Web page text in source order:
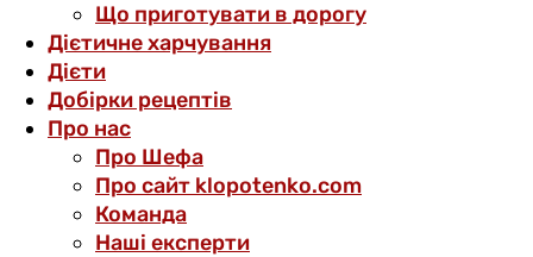
Що приготувати в дорогу
Дієтичне харчування
Дієти
Добірки рецептів
Про нас
Про Шефа
Про сайт klopotenko.com
Команда
Наші експерти